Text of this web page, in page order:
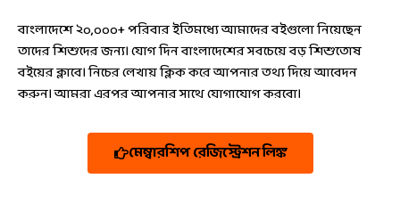
বাংলাদেশে ২০,০০০+ পরিবার ইতিমধ্যে আমাদের বইগুলো নিয়েছেন
তাদের শিশুদের জন্য। যোগ দিন বাংলাদেশের সবচেয়ে বড় শিশুতোষ
বইয়ের ক্লাবে। নিচের লেখায় ক্লিক করে আপনার তথ্য দিয়ে আবেদন
করুন। আমরা এরপর আপনার সাথে যোগাযোগ করবো।
মেম্বারশিপ রেজিস্ট্রেশন লিঙ্ক